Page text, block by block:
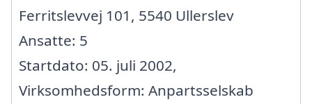
Ferritslevvej 101, 5540 Ullerslev
Ansatte: 5
Startdato: 05. juli 2002,
Virksomhedsform: Anpartsselskab